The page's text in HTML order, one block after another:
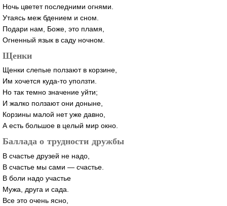
Ночь цветет последними огнями.
Утаясь меж бдением и сном.
Подари нам, Боже, это пламя,
Огненный язык в саду ночном.
Щенки
Щенки слепые ползают в корзине,
Им хочется куда-то уползти.
Но так темно значение уйти;
И жалко ползают они доныне,
Корзины малой нет уже давно,
А есть большое в целый мир окно.
Баллада о трудности дружбы
В счастье друзей не надо,
В счастье мы сами — счастье.
В боли надо участье
Мужа, друга и сада.
Все это очень ясно,